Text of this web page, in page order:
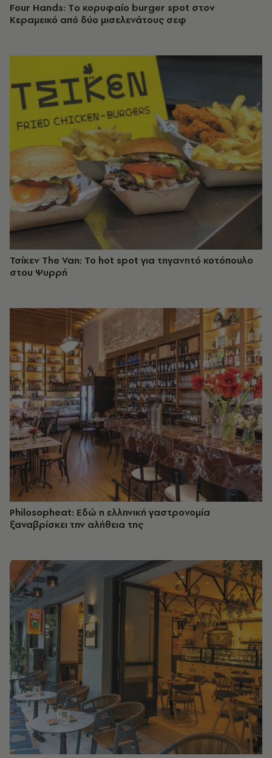
Four Hands: Tο κορυφαίο burger spot στον
Κεραμεικό από δύο μισελενάτους σεφ
Τσίκεν The Van: Το hot spot για τηγανητό κοτόπουλο
στου Ψυρρή
Philosopheat: Εδώ η ελληνική γαστρονομία
ξαναβρίσκει την αλήθεια της